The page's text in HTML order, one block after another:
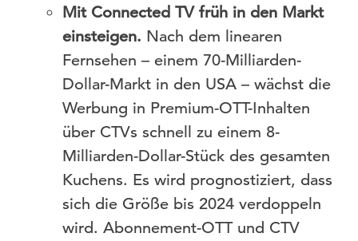
Mit Connected TV früh in den Markt
einsteigen. Nach dem linearen
Fernsehen – einem 70-Milliarden-
Dollar-Markt in den USA – wächst die
Werbung in Premium-OTT-Inhalten
über CTVs schnell zu einem 8-
Milliarden-Dollar-Stück des gesamten
Kuchens. Es wird prognostiziert, dass
sich die Größe bis 2024 verdoppeln
wird. Abonnement-OTT und CTV